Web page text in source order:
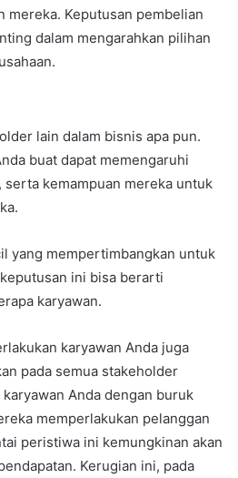
Keputusan pembelian
dalam mengarahkan pilihan
lain dalam bisnis apa pun.
buat dapat memengaruhi
serta kemampuan mereka untuk
yang mempertimbangkan untuk
ini bisa berarti
karyawan.
karyawan Anda juga
pada semua stakeholder
Anda dengan buruk
memperlakukan pelanggan
peristiwa ini kemungkinan akan
Kerugian ini, pada